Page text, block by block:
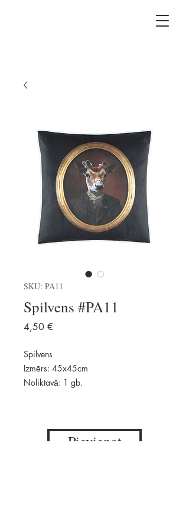
SKU: PA11
Spilvens #PA11
4,50 €
Spilvens
Izmērs: 45x45cm
Noliktavā: 1 gb.
Pievienot